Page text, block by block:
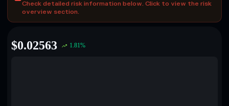
Check detailed risk information below. Click to view the risk
overview section.
$0.02563 1.81%